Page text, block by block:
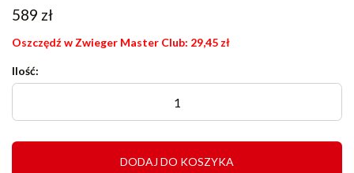
589 zł
Oszczędź w Zwieger Master Club: 29,45 zł
Ilość:
DODAJ DO KOSZYKA